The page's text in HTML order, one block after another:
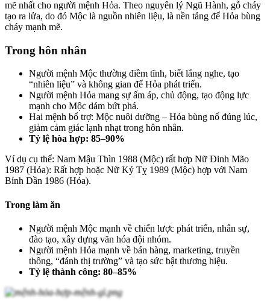
mẽ nhất cho người mệnh Hỏa. Theo nguyên lý Ngũ Hành, gỗ cháy
tạo ra lửa, do đó Mộc là nguồn nhiên liệu, là nền tảng để Hỏa bùng
cháy mạnh mẽ.
Trong hôn nhân
Người mệnh Mộc thường điềm tĩnh, biết lắng nghe, tạo
“nhiên liệu” và không gian để Hỏa phát triển.
Người mệnh Hỏa mang sự ấm áp, chủ động, tạo động lực
mạnh cho Mộc dám bứt phá.
Hai mệnh bổ trợ: Mộc nuôi dưỡng – Hỏa bùng nổ đúng lúc,
giảm cảm giác lạnh nhạt trong hôn nhân.
Tỷ lệ hòa hợp: 85–90%
Ví dụ cụ thể: Nam Mậu Thìn 1988 (Mộc) rất hợp Nữ Đinh Mão
1987 (Hỏa): Rất hợp hoặc Nữ Kỷ Tỵ 1989 (Mộc) hợp với Nam
Bính Dần 1986 (Hỏa).
Trong làm ăn
Người mệnh Mộc mạnh về chiến lược phát triển, nhân sự,
đào tạo, xây dựng văn hóa đội nhóm.
Người mệnh Hỏa mạnh về bán hàng, marketing, truyền
thông, “đánh thị trường” và tạo sức bật thương hiệu.
Tỷ lệ thành công: 80–85%